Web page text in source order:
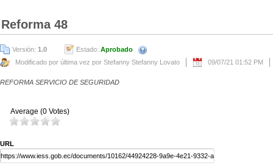
Reforma 48
Versión: 1.0 Estado: Aprobado
Modificado por última vez por Stefanny Stefanny Lovato
09/07/21 01:52 PM
REFORMA SERVICIO DE SEGURIDAD
Average (0 Votes)
URL